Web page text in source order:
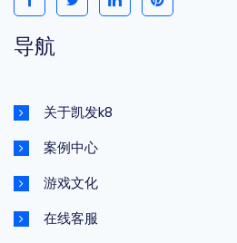
导航
关于凯发k8
案例中心
游戏文化
在线客服